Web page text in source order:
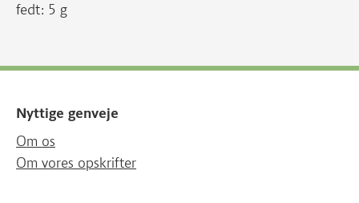
fedt: 5 g
Nyttige genveje
Om os
Om vores opskrifter